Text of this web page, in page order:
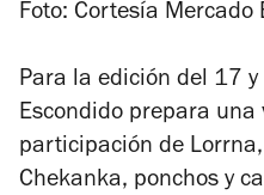
Foto: Cortesía Mercado
Para la edición del 17
Escondido prepara una
participación de
Chekanka, ponchos y